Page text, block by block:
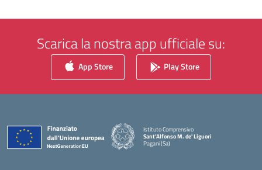
Scarica la nostra app ufficiale su:
App Store Play Store
Istituto Comprensivo
Sant'Alfonso M. de' Liguori
Pagani (Sa)
— Visita la pagina iniziale della scuola